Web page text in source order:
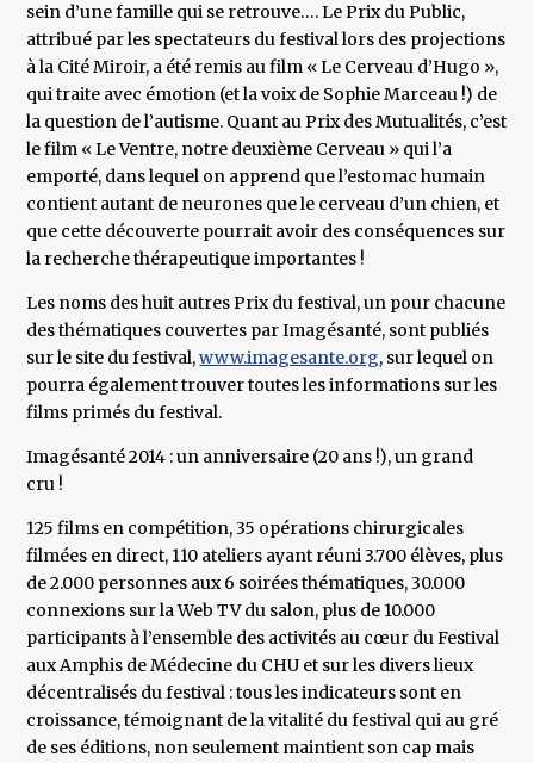
sein d’une famille qui se retrouve…. Le Prix du Public,
attribué par les spectateurs du festival lors des projections
à la Cité Miroir, a été remis au film « Le Cerveau d’Hugo »,
qui traite avec émotion (et la voix de Sophie Marceau !) de
la question de l’autisme. Quant au Prix des Mutualités, c’est
le film « Le Ventre, notre deuxième Cerveau » qui l’a
emporté, dans lequel on apprend que l’estomac humain
contient autant de neurones que le cerveau d’un chien, et
que cette découverte pourrait avoir des conséquences sur
la recherche thérapeutique importantes !
Les noms des huit autres Prix du festival, un pour chacune
des thématiques couvertes par Imagésanté, sont publiés
sur le site du festival,www.imagesante.org, sur lequel on
pourra également trouver toutes les informations sur les
films primés du festival.
Imagésanté 2014 : un anniversaire (20 ans !), un grand
cru !
125 films en compétition, 35 opérations chirurgicales
filmées en direct, 110 ateliers ayant réuni 3.700 élèves, plus
de 2.000 personnes aux 6 soirées thématiques, 30.000
connexions sur la Web TV du salon, plus de 10.000
participants à l’ensemble des activités au cœur du Festival
aux Amphis de Médecine du CHU et sur les divers lieux
décentralisés du festival : tous les indicateurs sont en
croissance, témoignant de la vitalité du festival qui au gré
de ses éditions, non seulement maintient son cap mais